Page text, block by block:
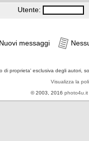
Utente:
Nuovi messaggi
di proprieta' esclusiva degli autori,
Visualizza la
© 2003, 2016 photo4u.it